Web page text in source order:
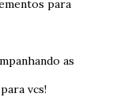
para
as
vcs!